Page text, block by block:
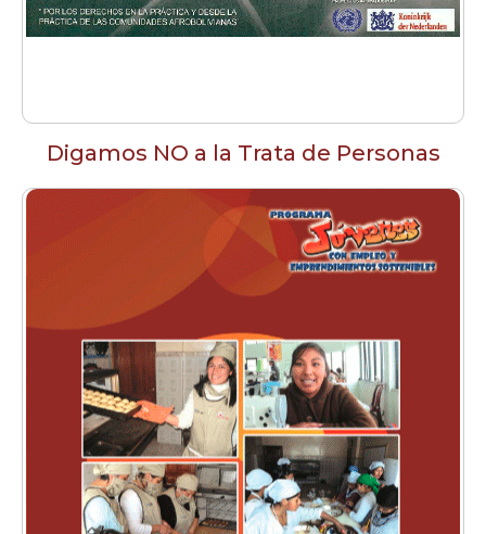
Digamos NO a la Trata de Personas